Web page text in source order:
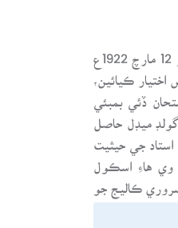
ڪيائين،
ڏئي بمبئي
ميڊل حاصل
جي حيثيت
وي هاءِ اسڪول
۾ سروري ڪاليج جو
سنڌ يونيورسٽي جي سنڌي شعبي جو
عرصي لاءِ هو